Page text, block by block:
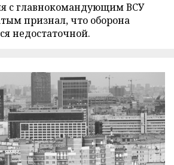
с главнокомандующим ВСУ
признал, что оборона
недостаточной.